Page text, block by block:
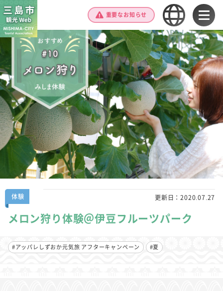
重要なお知らせ
体験 更新日：2020.07.27
メロン狩り体験＠伊豆フルーツパーク
#アッパレしずおか元気旅 アフターキャンペーン #夏